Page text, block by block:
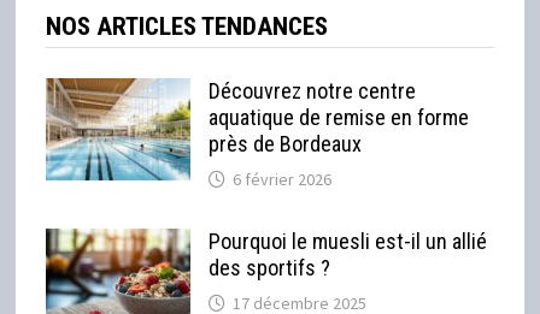
NOS ARTICLES TENDANCES
Découvrez notre centre
aquatique de remise en forme
près de Bordeaux
6 février 2026
Pourquoi le muesli est-il un allié
des sportifs ?
17 décembre 2025